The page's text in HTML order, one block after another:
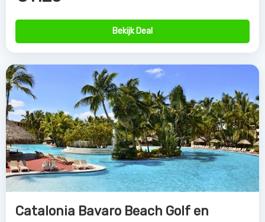
Bekijk Deal
Catalonia Bavaro Beach Golf en